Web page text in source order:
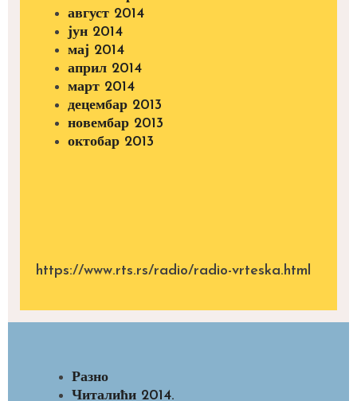
август 2014
јун 2014
мај 2014
април 2014
март 2014
децембар 2013
новембар 2013
октобар 2013
https://www.rts.rs/radio/radio-vrteska.html
Разно
Читалићи 2014.